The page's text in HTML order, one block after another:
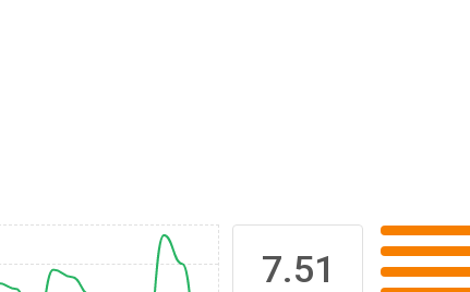
7.51